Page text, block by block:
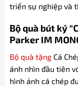
triển sự nghiệp và
Bộ quà bút ký
Parker IM
Bộ quà tặngCá
ánh nhìn đầu tiên
hình ảnh cá chép